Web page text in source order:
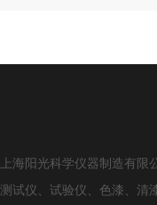
上海阳光科学仪器制造有
测试仪、试验仪、色漆、清